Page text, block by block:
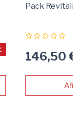
Pack Revitaliz
146,50 €